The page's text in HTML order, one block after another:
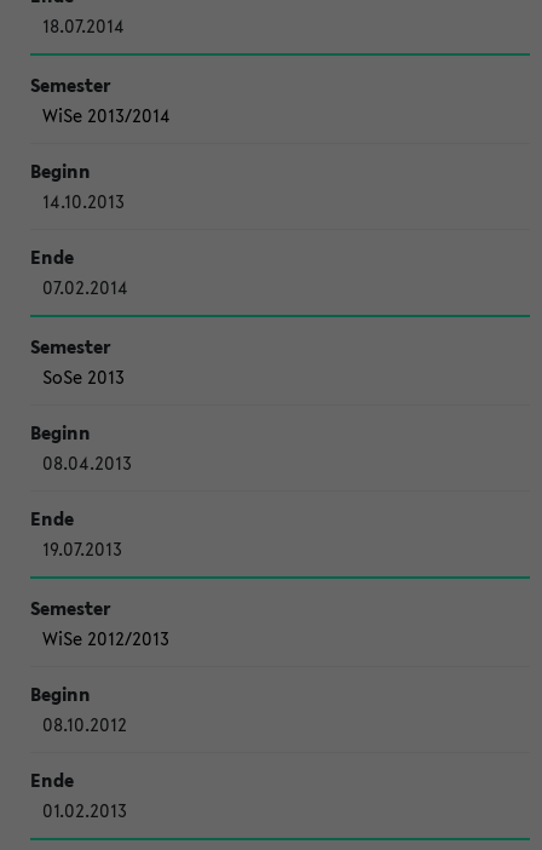
18.07.2014
WiSe 2013/2014
14.10.2013
07.02.2014
SoSe 2013
08.04.2013
19.07.2013
WiSe 2012/2013
08.10.2012
01.02.2013